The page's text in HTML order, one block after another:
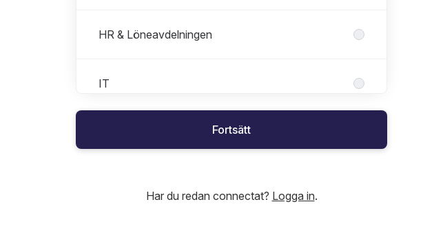
HR & Löneavdelningen
IT
Fortsätt
Har du redan connectat? Logga in.